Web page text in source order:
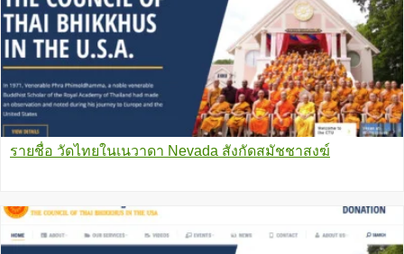
รายชื่อ วัดไทยในเนวาดา Nevada สังกัดสมัชชาสงฆ์